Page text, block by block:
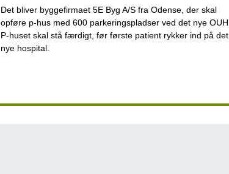
Det bliver byggefirmaet 5E Byg A/S fra Odense, der skal
opføre p-hus med 600 parkeringspladser ved det nye OUH.
P-huset skal stå færdigt, før første patient rykker ind på det
nye hospital.